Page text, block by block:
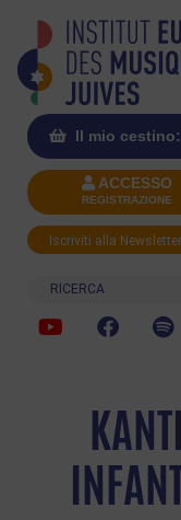
Il mio
ACCESSO
REGISTRAZIONE
Iscriviti alla Newsletter
Ricerca